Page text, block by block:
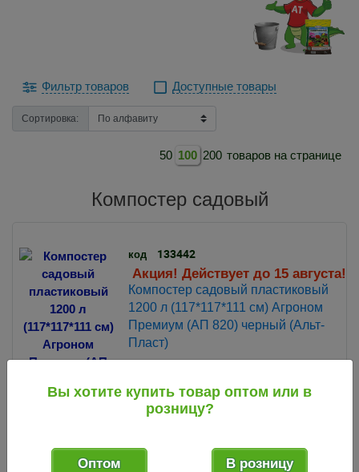
Фильтр товаров Доступные товары
Сортировка:
50 100 200 товаров на странице
Компостер садовый
код
133442
Акция! Действует до 15 августа!
Компостер садовый пластиковый
1200 л (117*117*111 см) Агроном
Премиум (АП 820) черный (Альт-
Пласт)
20%
3 563.78
руб.
Вы хотите купить товар оптом или в
розницу?
Оптом В розницу